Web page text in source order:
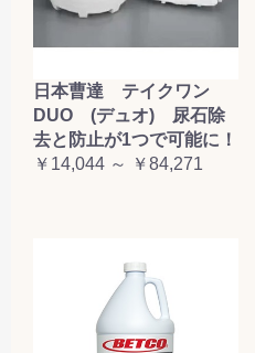
日本曹達 テイクワン
DUO (デュオ) 尿石除
去と防止が1つで可能に！
￥14,044 ～ ￥84,271